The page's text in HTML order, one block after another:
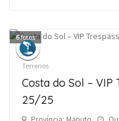
6fotos
Terrenos
Costa do Sol – VIP
25/25